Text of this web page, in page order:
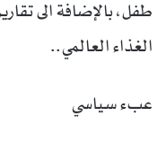
طفل، بالإضافة الى
الغذاء العالمي..
عبء سياسي